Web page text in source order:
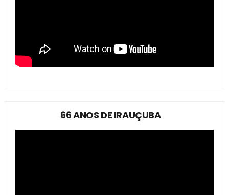
66 ANOS DE IRAUÇUBA